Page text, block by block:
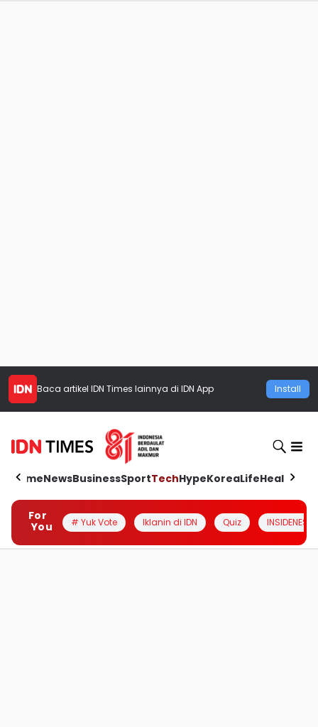
Baca artikel IDN Times lainnya di IDN App Install
HomeNewsBusinessSportTechHypeKoreaLifeHealth
For
You
# Yuk Vote Iklanin di IDN Quiz INSIDENESIA